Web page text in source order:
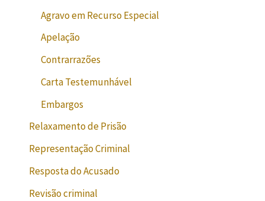
Agravo em Recurso Especial
Apelação
Contrarrazões
Carta Testemunhável
Embargos
Relaxamento de Prisão
Representação Criminal
Resposta do Acusado
Revisão criminal